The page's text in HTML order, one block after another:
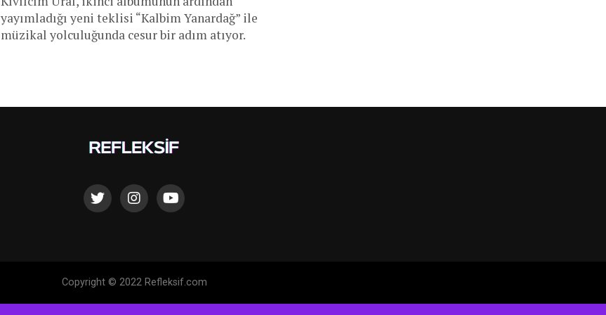
yayımladığı yeni teklisi “Kalbim Yanardağ” ile
müzikal yolculuğunda cesur bir adım atıyor.
Copyright © 2022 Refleksif.com